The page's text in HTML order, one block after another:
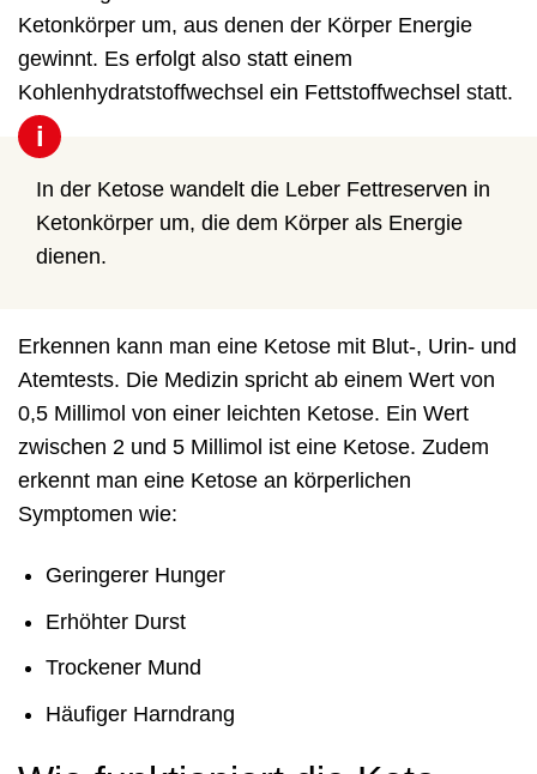
Ketonkörper um, aus denen der Körper Energie
gewinnt. Es erfolgt also statt einem
Kohlenhydratstoffwechsel ein Fettstoffwechsel statt.
i
In der Ketose wandelt die Leber Fettreserven in
Ketonkörper um, die dem Körper als Energie
dienen.
Erkennen kann man eine Ketose mit Blut-, Urin- und
Atemtests. Die Medizin spricht ab einem Wert von
0,5 Millimol von einer leichten Ketose. Ein Wert
zwischen 2 und 5 Millimol ist eine Ketose. Zudem
erkennt man eine Ketose an körperlichen
Symptomen wie:
Geringerer Hunger
Erhöhter Durst
Trockener Mund
Häufiger Harndrang